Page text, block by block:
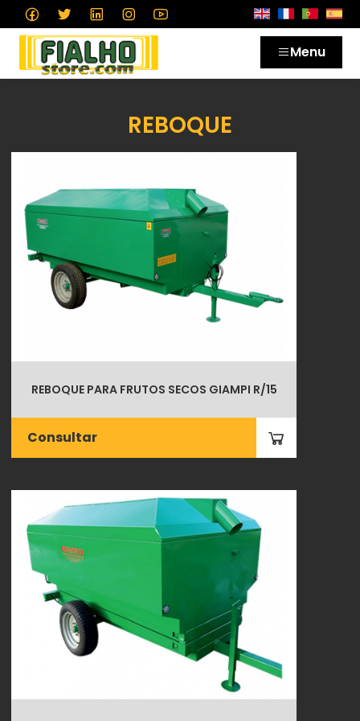
Menu
REBOQUE
REBOQUE PARA FRUTOS SECOS GIAMPI R/15
Consultar